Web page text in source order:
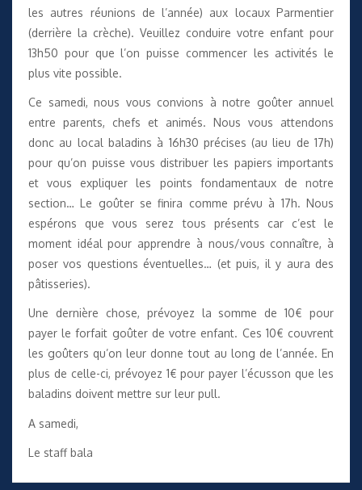
les autres réunions de l’année) aux locaux Parmentier
(derrière la crèche). Veuillez conduire votre enfant pour
13h50 pour que l’on puisse commencer les activités le
plus vite possible.
Ce samedi, nous vous convions à notre goûter annuel
entre parents, chefs et animés. Nous vous attendons
donc au local baladins à 16h30 précises (au lieu de 17h)
pour qu’on puisse vous distribuer les papiers importants
et vous expliquer les points fondamentaux de notre
section… Le goûter se finira comme prévu à 17h. Nous
espérons que vous serez tous présents car c’est le
moment idéal pour apprendre à nous/vous connaître, à
poser vos questions éventuelles… (et puis, il y aura des
pâtisseries).
Une dernière chose, prévoyez la somme de 10€ pour
payer le forfait goûter de votre enfant. Ces 10€ couvrent
les goûters qu’on leur donne tout au long de l’année. En
plus de celle-ci, prévoyez 1€ pour payer l’écusson que les
baladins doivent mettre sur leur pull.
A samedi,
Le staff bala